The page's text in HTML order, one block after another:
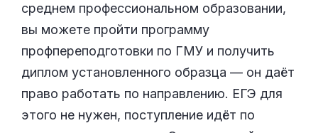
среднем профессиональном образовании,
вы можете пройти программу
профпереподготовки по ГМУ и получить
диплом установленного образца — он даёт
право работать по направлению. ЕГЭ для
этого не нужен, поступление идёт по